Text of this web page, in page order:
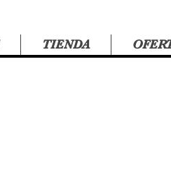
TIENDA